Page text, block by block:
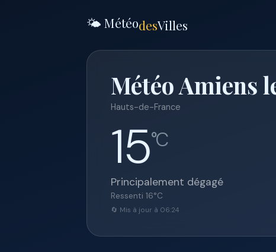
🌤️ MétéodesVilles
Météo Amiens
Hauts-de-France
15°C
Principalement dégagé
Ressenti 16°C
🔄 Mis à jour à 06:24